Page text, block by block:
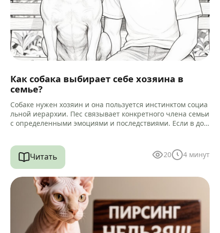
Как собака выбирает себе хозяина в
семье?
Собаке нужен хозяин и она пользуется инстинктом социа
льной иерархии. Пес связывает конкретного члена семьи
с определенными эмоциями и последствиями. Если в дом
Читать 20 4 минут